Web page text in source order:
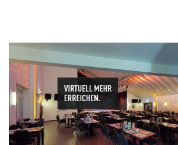
Inhalt
springen